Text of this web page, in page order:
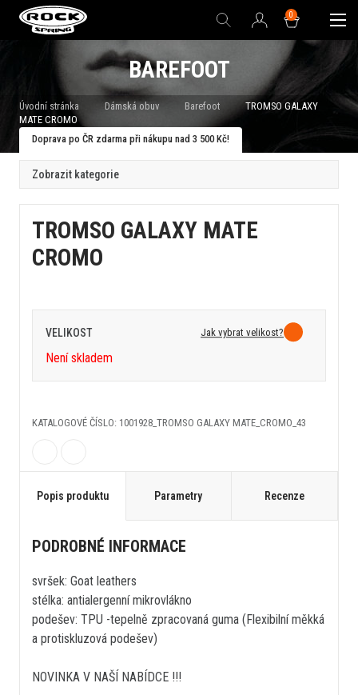
0
BAREFOOT
Úvodní stránka Dámská obuv Barefoot
TROMSO GALAXY
MATE CROMO
Doprava po ČR zdarma při nákupu nad 3 500 Kč!
TROMSO GALAXY MATE
CROMO
VELIKOST Jak vybrat velikost?
Není skladem
KATALOGOVÉ ČÍSLO: 1001928_TROMSO GALAXY MATE_CROMO_43
Popis produktu Parametry Recenze
PODROBNÉ INFORMACE
svršek: Goat leathers
stélka: antialergenní mikrovlákno
podešev: TPU -tepelně zpracovaná guma (Flexibilní měkká
a protiskluzová podešev)
NOVINKA V NAŠÍ NABÍDCE !!!
Zobrazit kategorie